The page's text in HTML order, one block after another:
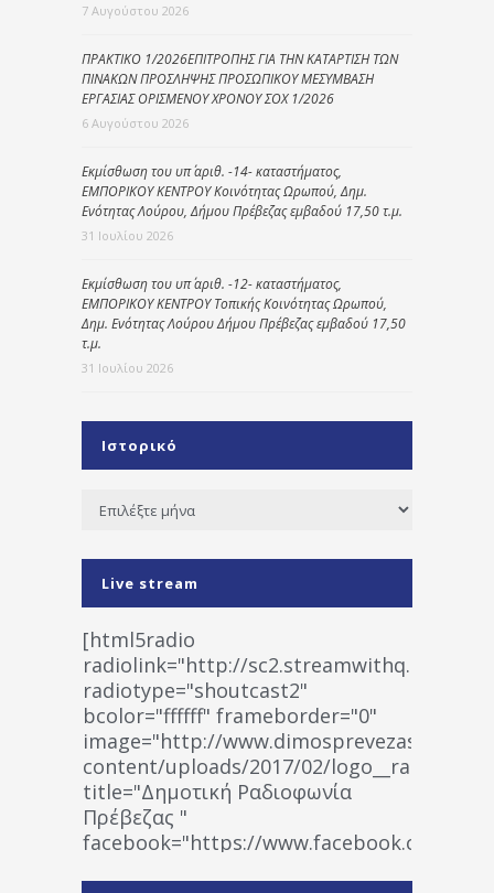
7 Αυγούστου 2026
ΠΡΑΚΤΙΚΟ 1/2026ΕΠΙΤΡΟΠΗΣ ΓΙΑ ΤΗΝ ΚΑΤΑΡΤΙΣΗ ΤΩΝ
ΠΙΝΑΚΩΝ ΠΡΟΣΛΗΨΗΣ ΠΡΟΣΩΠΙΚΟΥ ΜΕΣΥΜΒΑΣΗ
ΕΡΓΑΣΙΑΣ ΟΡΙΣΜΕΝΟΥ ΧΡΟΝΟΥ ΣΟΧ 1/2026
6 Αυγούστου 2026
Εκμίσθωση του υπ΄ αριθ. -14- καταστήματος,
ΕΜΠΟΡΙΚΟΥ ΚΕΝΤΡΟΥ Κοινότητας Ωρωπού, Δημ.
Ενότητας Λούρου, Δήμου Πρέβεζας εμβαδού 17,50 τ.μ.
31 Ιουλίου 2026
Εκμίσθωση του υπ΄ αριθ. -12- καταστήματος,
ΕΜΠΟΡΙΚΟΥ ΚΕΝΤΡΟΥ Τοπικής Κοινότητας Ωρωπού,
Δημ. Ενότητας Λούρου Δήμου Πρέβεζας εμβαδού 17,50
τ.μ.
31 Ιουλίου 2026
Ιστορικό
Ιστορικό
Live stream
[html5radio
radiolink="http://
radiotype="shoutcast2"
bcolor="ffffff" frameborder="0"
image="http://www.dimosprevezas.gr/wp-
content/uploads/2017/02/
title="Δημοτική Ραδιοφωνία
Πρέβεζας "
facebook="https://www.facebook.com/